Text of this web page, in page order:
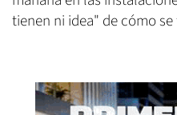
tienen ni idea" de cómo